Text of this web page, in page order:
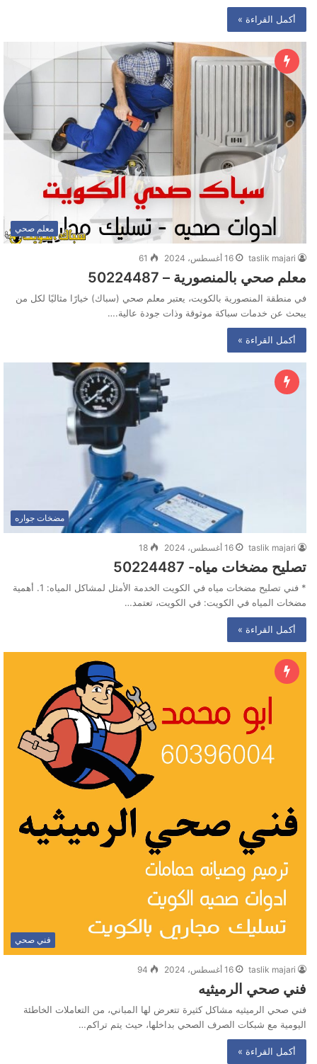
أكمل القراءة »
معلم صحي
taslik majari 16 أغسطس، 2024 61
معلم صحي بالمنصورية – 50224487
في منطقة المنصورية بالكويت، يعتبر معلم صحي (سباك) خيارًا مثاليًا لكل من
يبحث عن خدمات سباكة موثوقة وذات جودة عالية.…
أكمل القراءة »
مضخات جواره
taslik majari 16 أغسطس، 2024 18
تصليح مضخات مياه- 50224487
* فني تصليح مضخات مياه في الكويت الخدمة الأمثل لمشاكل المياه: 1. أهمية
مضخات المياه في الكويت: في الكويت، تعتمد…
أكمل القراءة »
فني صحي
taslik majari 16 أغسطس، 2024 94
فني صحي الرميثيه
فني صحي الرميثيه مشاكل كثيرة تتعرض لها المباني، من التعاملات الخاطئة
اليومية مع شبكات الصرف الصحي بداخلها، حيث يتم تراكم…
أكمل القراءة »